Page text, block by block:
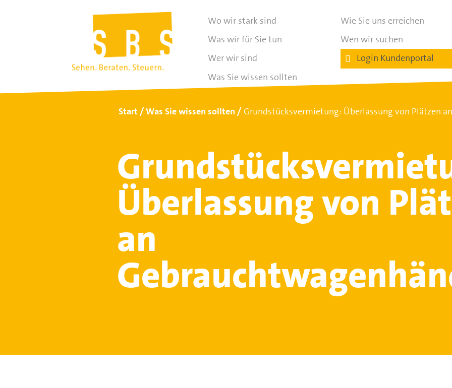
Wo wir stark sind
Was wir für Sie tun
Wer wir sind
Was Sie wissen sollten
Wie Sie uns erreichen
Wen wir suchen
Login Kundenportal
Start Was Sie wissen sollten Grundstücksvermietung: Überlassung von Plätzen
Überlassung von
an